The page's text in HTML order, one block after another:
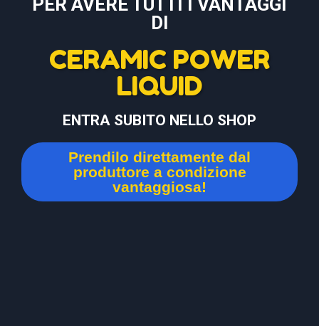
PER AVERE TUTTI I VANTAGGI
DI
CERAMIC POWER
LIQUID
ENTRA SUBITO NELLO SHOP
Prendilo direttamente dal
produttore a condizione
vantaggiosa!